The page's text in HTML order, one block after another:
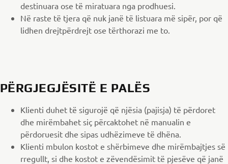
destinuara ose të miratuara nga prodhuesi.
Në raste të tjera që nuk janë të listuara më sipër, por që
lidhen drejtpërdrejt ose tërthorazi me to.
PËRGJEGJËSITË E PALËS
Klienti duhet të sigurojë që njësia (pajisja) të përdoret
dhe mirëmbahet siç përcaktohet në manualin e
përdoruesit dhe sipas udhëzimeve të dhëna.
Klienti mbulon kostot e shërbimeve dhe mirëmbajtjes së
rregullt, si dhe kostot e zëvendësimit të pjesëve që janë